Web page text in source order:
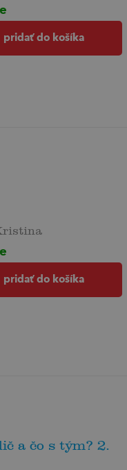
pridať do košíka
pridať do košíka
a čo s tým? 2.